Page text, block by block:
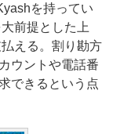
を持ってい
前提とした上
える。割り勘方
ウントや電話番
できるという点